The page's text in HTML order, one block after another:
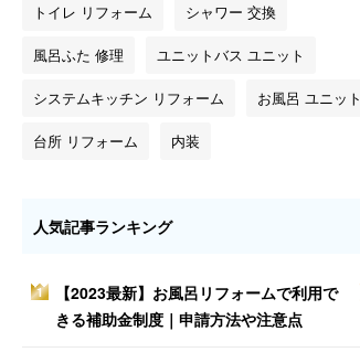
トイレ リフォーム シャワー 交換
風呂ふた 修理 ユニットバス ユニット
システムキッチン リフォーム お風呂 ユニット
台所 リフォーム 内装
人気記事ランキング
1
【2023最新】お風呂リフォームで利用で
きる補助金制度｜申請方法や注意点